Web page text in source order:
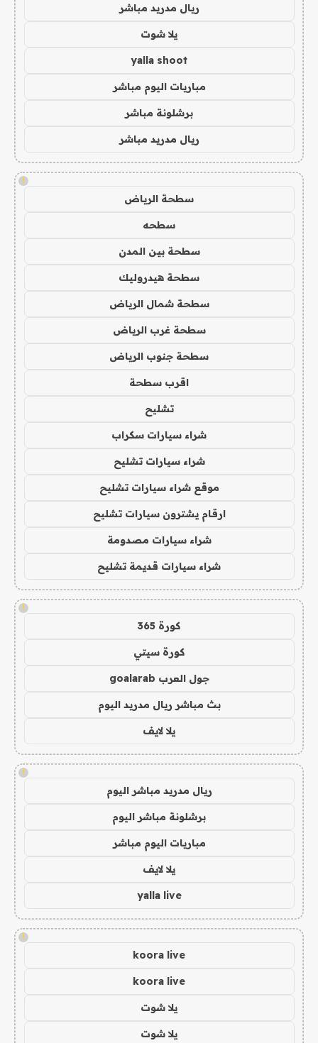
ريال مدريد مباشر
يلا شوت
yalla shoot
مباريات اليوم مباشر
برشلونة مباشر
ريال مدريد مباشر
!
سطحة الرياض
سطحه
سطحة بين المدن
سطحة هيدروليك
سطحة شمال الرياض
سطحة غرب الرياض
سطحة جنوب الرياض
اقرب سطحة
تشليح
شراء سيارات سكراب
شراء سيارات تشليح
موقع شراء سيارات تشليح
ارقام يشترون سيارات تشليح
شراء سيارات مصدومة
شراء سيارات قديمة تشليح
!
كورة 365
كورة سيتي
جول العرب goalarab
بث مباشر ريال مدريد اليوم
يلا لايف
!
ريال مدريد مباشر اليوم
برشلونة مباشر اليوم
مباريات اليوم مباشر
يلا لايف
yalla live
!
koora live
koora live
يلا شوت
يلا شوت